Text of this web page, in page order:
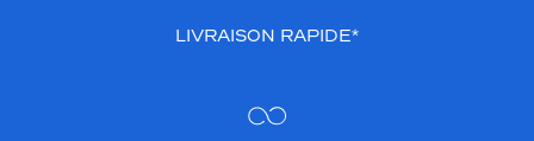
LIVRAISON RAPIDE*